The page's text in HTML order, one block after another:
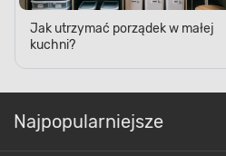
Jak utrzymać porządek w małej
kuchni?
Najpopularniejsze